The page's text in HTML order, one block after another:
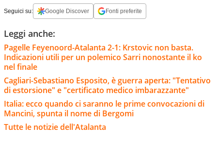
Seguici su: Google Discover Fonti preferite
Leggi anche:
Pagelle Feyenoord-Atalanta 2-1: Krstovic non basta.
Indicazioni utili per un polemico Sarri nonostante il ko
nel finale
Cagliari-Sebastiano Esposito, è guerra aperta: "Tentativo
di estorsione" e "certificato medico imbarazzante"
Italia: ecco quando ci saranno le prime convocazioni di
Mancini, spunta il nome di Bergomi
Tutte le notizie dell'Atalanta